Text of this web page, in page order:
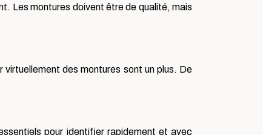
Les montures doivent être de qualité, mais
virtuellement des montures sont un plus. De
pour identifier rapidement et avec